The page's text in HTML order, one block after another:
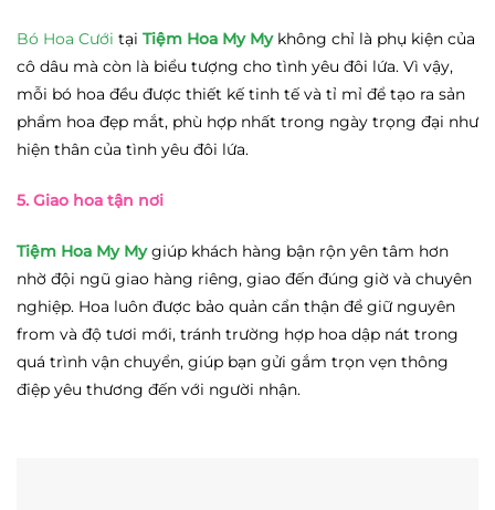
Bó Hoa Cưới tại Tiệm Hoa My Mykhông chỉ là phụ kiện của
cô dâu mà còn là biểu tượng cho tình yêu đôi lứa. Vì vậy,
mỗi bó hoa đều được thiết kế tinh tế và tỉ mỉ để tạo ra sản
phẩm hoa đẹp mắt, phù hợp nhất trong ngày trọng đại như
hiện thân của tình yêu đôi lứa.
5. Giao hoa tận nơi
Tiệm Hoa My My giúp khách hàng bận rộn yên tâm hơn
nhờ đội ngũ giao hàng riêng, giao đến đúng giờ và chuyên
nghiệp. Hoa luôn được bảo quản cẩn thận để giữ nguyên
from và độ tươi mới, tránh trường hợp hoa dập nát trong
quá trình vận chuyển, giúp bạn gửi gắm trọn vẹn thông
điệp yêu thương đến với người nhận.